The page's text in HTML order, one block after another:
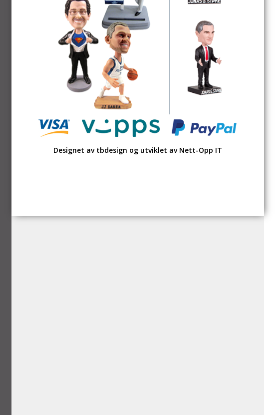
Designet av tbdesign og utviklet av Nett-Opp IT